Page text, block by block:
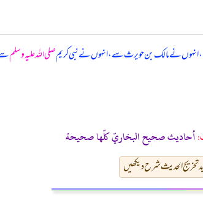
سے، انہوں نے مالک بن حویرث سے، انہوں نے نبی کریمصلی اللہ علیہ وسلم
أحاديث صحيح البخاريّ كلّها صحيحة
تخریج الحدیث شرح دیکھیں